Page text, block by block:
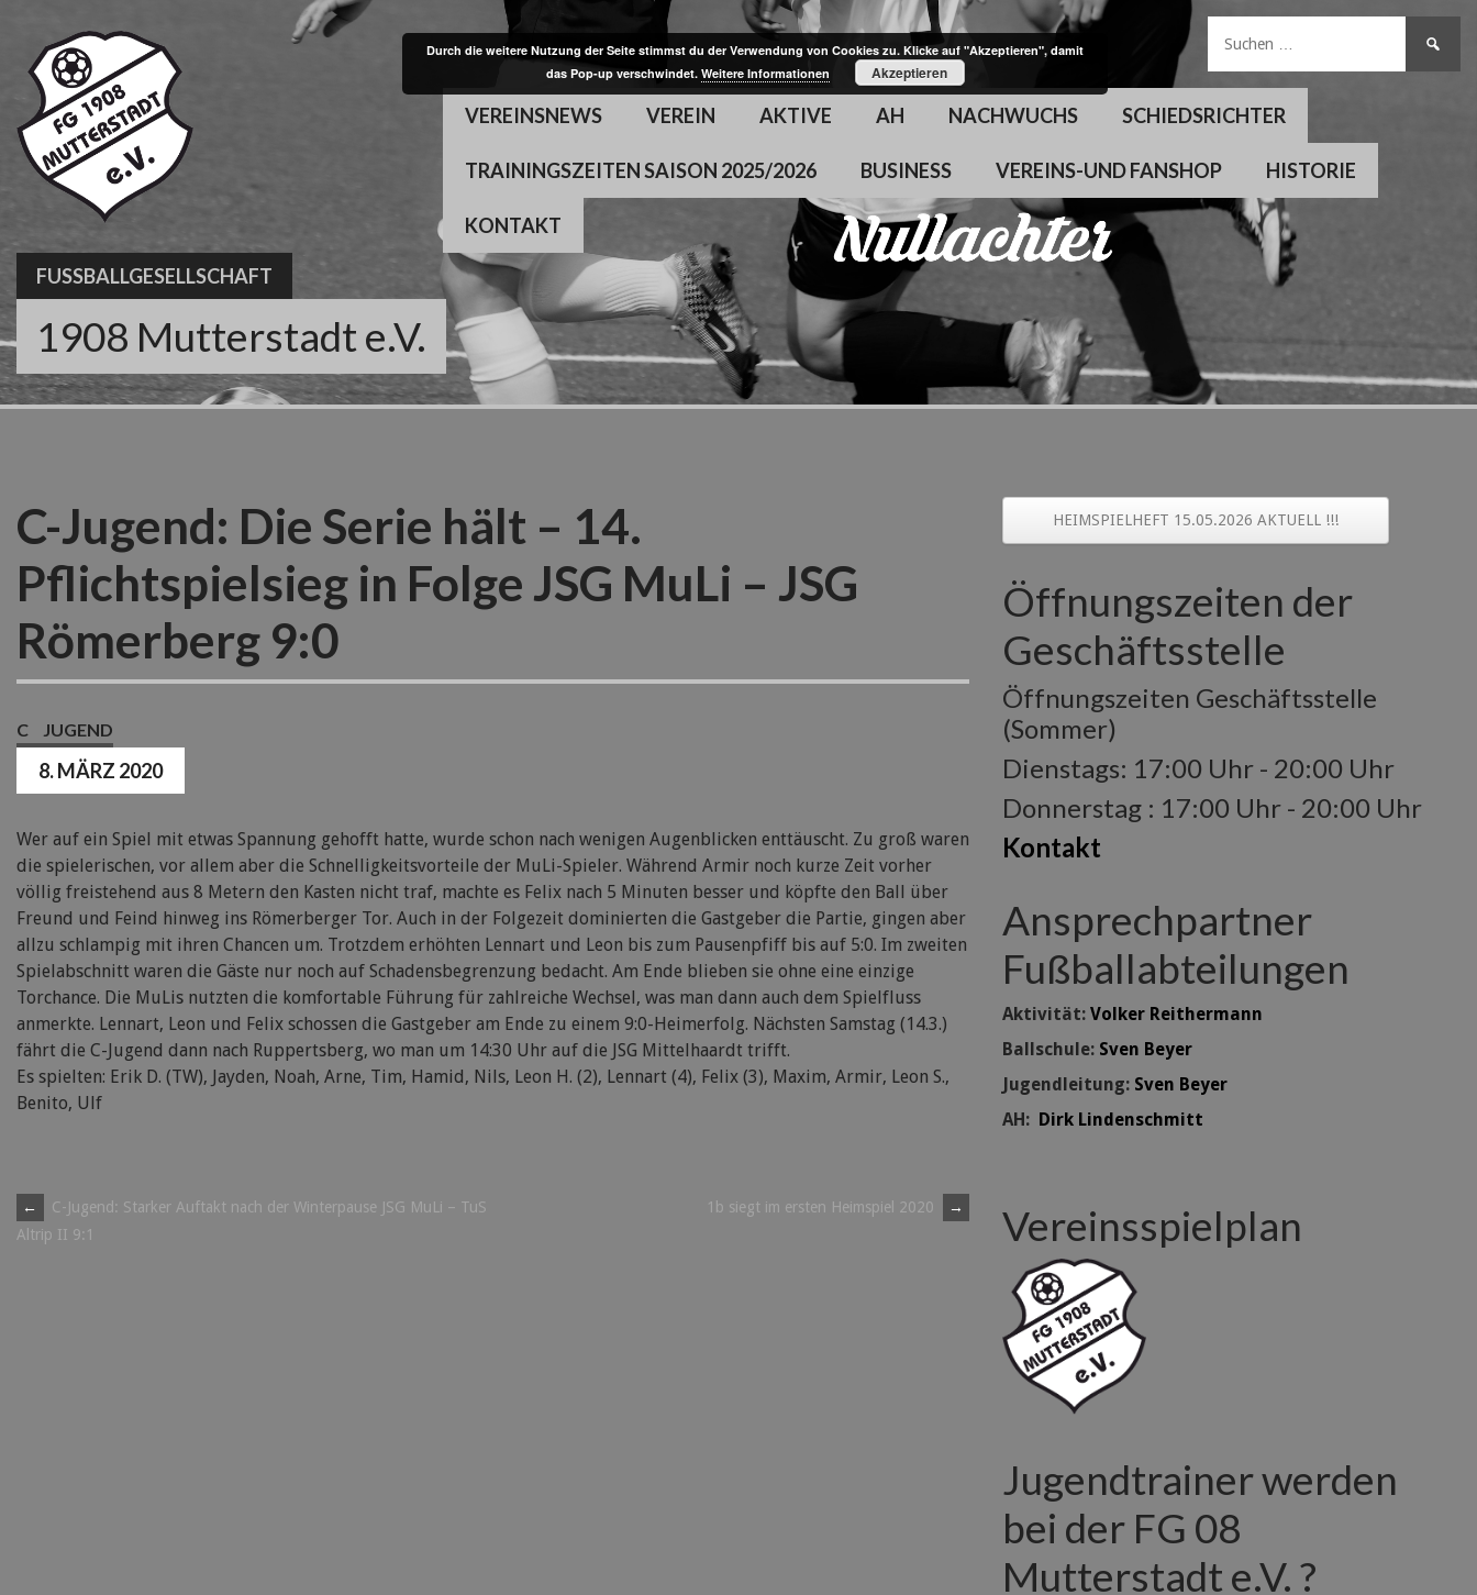
content
VEREINSNEWS VEREIN AKTIVE AH NACHWUCHS SCHIEDSRICHTER
TRAININGSZEITEN SAISON 2025/2026 BUSINESS VEREINS-UND FANSHOP HISTORIE
KONTAKT
nach:
FUSSBALLGESELLSCHAFT
1908 Mutterstadt e.V.
C-Jugend: Die Serie hält – 14.
Pflichtspielsieg in Folge JSG MuLi – JSG
Römerberg 9:0
C JUGEND
8. MÄRZ 2020
Wer auf ein Spiel mit etwas Spannung gehofft hatte, wurde schon nach wenigen Augenblicken enttäuscht. Zu groß waren
die spielerischen, vor allem aber die Schnelligkeitsvorteile der MuLi-Spieler. Während Armir noch kurze Zeit vorher
völlig freistehend aus 8 Metern den Kasten nicht traf, machte es Felix nach 5 Minuten besser und köpfte den Ball über
Freund und Feind hinweg ins Römerberger Tor. Auch in der Folgezeit dominierten die Gastgeber die Partie, gingen aber
allzu schlampig mit ihren Chancen um. Trotzdem erhöhten Lennart und Leon bis zum Pausenpfiff bis auf 5:0. Im zweiten
Spielabschnitt waren die Gäste nur noch auf Schadensbegrenzung bedacht. Am Ende blieben sie ohne eine einzige
Torchance. Die MuLis nutzten die komfortable Führung für zahlreiche Wechsel, was man dann auch dem Spielfluss
anmerkte. Lennart, Leon und Felix schossen die Gastgeber am Ende zu einem 9:0-Heimerfolg. Nächsten Samstag (14.3.)
fährt die C-Jugend dann nach Ruppertsberg, wo man um 14:30 Uhr auf die JSG Mittelhaardt trifft.
Es spielten: Erik D. (TW), Jayden, Noah, Arne, Tim, Hamid, Nils, Leon H. (2), Lennart (4), Felix (3), Maxim, Armir, Leon S.,
Benito, Ulf
Post
←
C-Jugend: Starker Auftakt nach der Winterpause JSG MuLi – TuS
Altrip II 9:1
1b siegt im ersten Heimspiel 2020 →
HEIMSPIELHEFT 15.05.2026 AKTUELL !!!
Öffnungszeiten der
Geschäftsstelle
Öffnungszeiten Geschäftsstelle
(Sommer)
Dienstags: 17:00 Uhr - 20:00 Uhr
Donnerstag : 17:00 Uhr - 20:00 Uhr
Kontakt
Ansprechpartner
Fußballabteilungen
Aktivität:Volker Reithermann
Ballschule: Sven Beyer
Jugendleitung: Sven Beyer
AH: Dirk Lindenschmitt
Vereinsspielplan
Jugendtrainer werden
bei der FG 08
Mutterstadt e.V. ?
Durch die weitere Nutzung der Seite stimmst du der Verwendung von Cookies zu. Klicke auf "Akzeptieren", damit
das Pop-up verschwindet. Weitere Informationen Akzeptieren